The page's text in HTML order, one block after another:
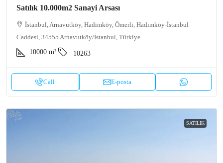
Satılık 10.000m2 Sanayi Arsası
İstanbul, Arnavutköy, Hadimköy, Ömerli, Hadımköy-İstanbul
Caddesi, 34555 Arnavutköy/İstanbul, Türkiye
10000 m² 10263
Call E-posta
SATILIK